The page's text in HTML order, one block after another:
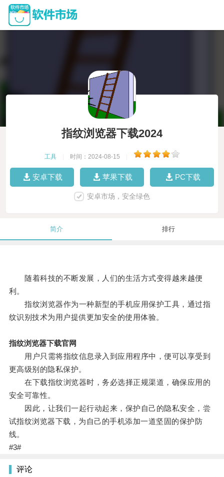
指纹浏览器下载2024
工具 时间：2024-08-15
安卓下载 苹果下载 PC下载
安卓市场，安全绿色
简介 排行
随着科技的不断发展，人们的生活方式变得越来越便
利。
指纹浏览器作为一种新型的手机应用保护工具，通过指
纹识别技术为用户提供更加安全的使用体验。
指纹浏览器下载官网
用户只需将指纹信息录入到应用程序中，便可以享受到
更高级别的隐私保护。
在下载指纹浏览器时，务必选择正规渠道，确保应用的
安全可靠性。
因此，让我们一起行动起来，保护自己的隐私安全，尝
试指纹浏览器下载，为自己的手机添加一道坚固的保护防
线。
#3#
评论